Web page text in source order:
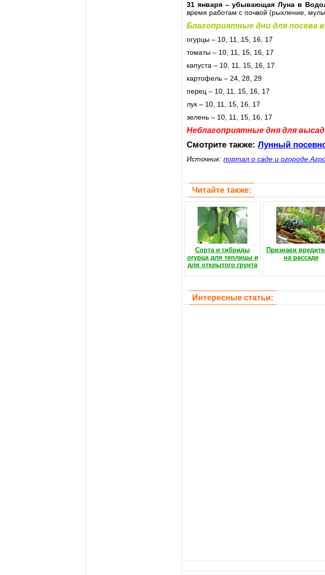
31 января –убывающая Луна в
время работам с почвой (рыхление,
Благоприятные дни для посева
огурцы – 10, 11, 15, 16, 17
томаты – 10, 11, 15, 16, 17
капуста – 10, 11, 15, 16, 17
картофель – 24, 28, 29
перец – 10, 11, 15, 16, 17
лук – 10, 11, 15, 16, 17
зелень – 10, 11, 15, 16, 17
Неблагоприятные дня для
Смотрите также: Лунный
Источник: портал о саде и огороде
Читайте также:
Сорта и гибриды
огурца для теплицы и
для открытого грунта
Признаки
на рассаде
Интересные статьи: